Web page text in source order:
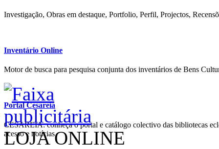
Investigação, Obras em destaque, Portfolio, Perfil, Projectos,
Inventário Online
Motor de busca para pesquisa conjunta dos inventários de Bens
Portal Cesareia
CESAREIA: conheça o portal e catálogo colectivo das bibliotecas
acesso e notícias
LOJA ONLINE